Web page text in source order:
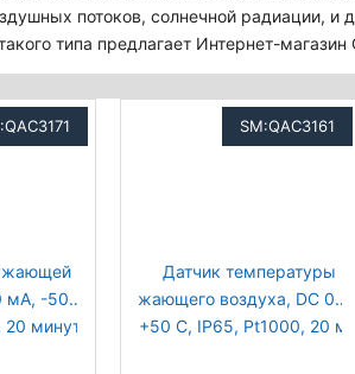
потоков, солнечной радиации, и
типа предлагает Интернет-
SM:QAC3161